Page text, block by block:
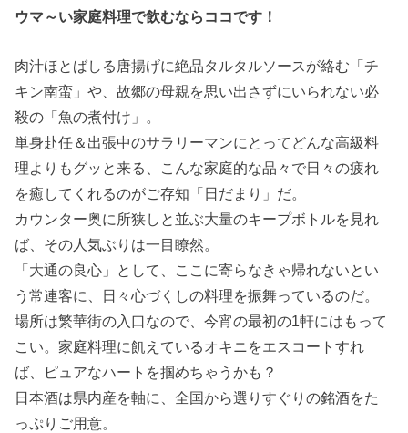
ウマ～い家庭料理で飲むならココです！
肉汁ほとばしる唐揚げに絶品タルタルソースが絡む「チ
キン南蛮」や、故郷の母親を思い出さずにいられない必
殺の「魚の煮付け」。
単身赴任＆出張中のサラリーマンにとってどんな高級料
理よりもグッと来る、こんな家庭的な品々で日々の疲れ
を癒してくれるのがご存知「日だまり」だ。
カウンター奥に所狭しと並ぶ大量のキープボトルを見れ
ば、その人気ぶりは一目瞭然。
「大通の良心」として、ここに寄らなきゃ帰れないとい
う常連客に、日々心づくしの料理を振舞っているのだ。
場所は繁華街の入口なので、今宵の最初の1軒にはもって
こい。家庭料理に飢えているオキニをエスコートすれ
ば、ピュアなハートを掴めちゃうかも？
日本酒は県内産を軸に、全国から選りすぐりの銘酒をた
っぷりご用意。